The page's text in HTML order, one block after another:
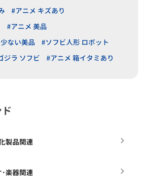
#アニメ キズあり
#アニメ 美品
ない美品
#ソフビ人形 ロボット
ジラ ソフビ #アニメ 箱イタミあり
製品関連
楽器関連